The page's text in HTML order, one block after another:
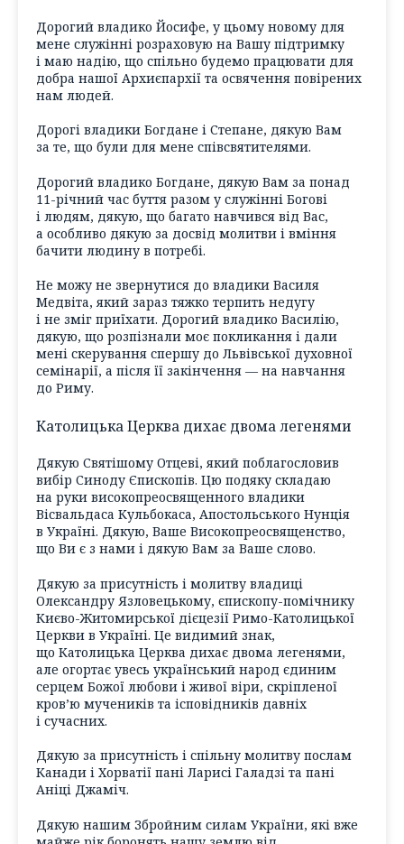
Дорогий владико Йосифе, у цьому новому для
мене служінні розраховую на Вашу підтримку
і маю надію, що спільно будемо працювати для
добра нашої Архиєпархії та освячення повірених
нам людей.
Дорогі владики Богдане і Степане, дякую Вам
за те, що були для мене співсвятителями.
Дорогий владико Богдане, дякую Вам за понад
11-річний час буття разом у служінні Богові
і людям, дякую, що багато навчився від Вас,
а особливо дякую за досвід молитви і вміння
бачити людину в потребі.
Не можу не звернутися до владики Василя
Медвіта, який зараз тяжко терпить недугу
і не зміг приїхати. Дорогий владико Василію,
дякую, що розпізнали моє покликання і дали
мені скерування спершу до Львівської духовної
семінарії, а після її закінчення — на навчання
до Риму.
Католицька Церква дихає двома легенями
Дякую Святішому Отцеві, який поблагословив
вибір Синоду Єпископів. Цю подяку складаю
на руки високопреосвященного владики
Вісвальдаса Кульбокаса, Апостольського Нунція
в Україні. Дякую, Ваше Високопреосвященство,
що Ви є з нами і дякую Вам за Ваше слово.
Дякую за присутність і молитву владиці
Олександру Язловецькому, єпископу-помічнику
Києво-Житомирської дієцезії Римо-Католицької
Церкви в Україні. Це видимий знак,
що Католицька Церква дихає двома легенями,
але огортає увесь український народ єдиним
серцем Божої любови і живої віри, скріпленої
кров’ю мучеників та ісповідників давніх
і сучасних.
Дякую за присутність і спільну молитву послам
Канади і Хорватії пані Ларисі Галадзі та пані
Аніці Джаміч.
Дякую нашим Збройним силам України, які вже